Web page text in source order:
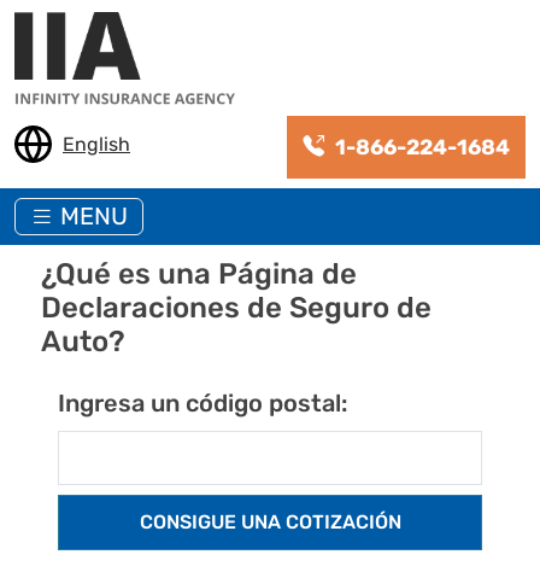
Pasar al contenido principal
English 1-866-224-1684
MENU
¿Qué es una Página de
Declaraciones de Seguro de
Auto?
Ingresa un código postal: